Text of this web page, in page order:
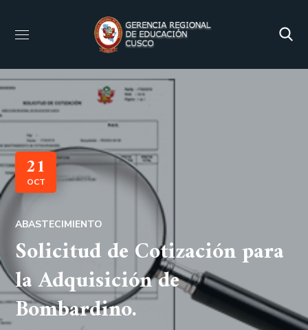
21
OCT
ABASTECIMIENTO
Solicitud de Cotización para
la Adquisición de
Bombardino.